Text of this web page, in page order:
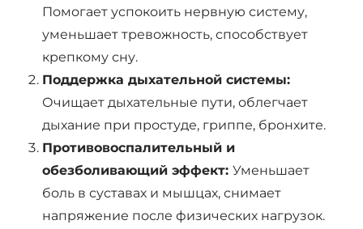
Помогает успокоить нервную систему,
уменьшает тревожность, способствует
крепкому сну.
Поддержка дыхательной системы:
Очищает дыхательные пути, облегчает
дыхание при простуде, гриппе, бронхите.
Противовоспалительный и
обезболивающий эффект:Уменьшает
боль в суставах и мышцах, снимает
напряжение после физических нагрузок.